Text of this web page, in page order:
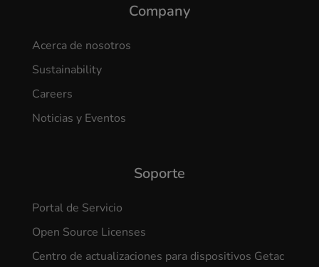
Company
Acerca de nosotros
Sustainability
Careers
Noticias y Eventos
Soporte
Portal de Servicio
Open Source Licenses
Centro de actualizaciones para dispositivos Getac